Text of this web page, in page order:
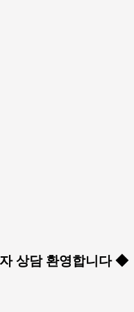
상담 환영합니다 ◆